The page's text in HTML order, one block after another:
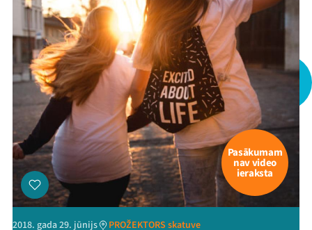
Pasākumam
nav video
ieraksta
2018. gada 29. jūnijs PROŽEKTORS skatuve